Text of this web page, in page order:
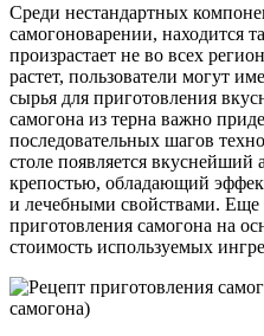
Среди нестандартных
самогоноварении, находится
произрастает не во всех
растет, пользователи могут
сырья для приготовления
самогона из терна важно
последовательных шагов
столе появляется вкуснейший
крепостью, обладающий
и лечебными свойствами.
приготовления самогона на
стоимость используемых